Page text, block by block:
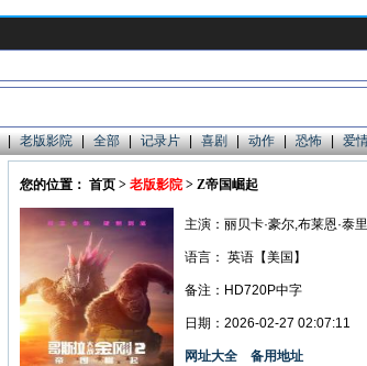
| 老版影院 | 全部 | 记录片 | 喜剧 | 动作 | 恐怖 | 爱
您的位置： 首页 > 老版影院 > Z帝国崛起
主演：丽贝卡·豪尔,布莱恩·泰里
语言： 英语【美国】
备注：HD720P中字
日期：2026-02-27 02:07:11
网址大全 备用地址